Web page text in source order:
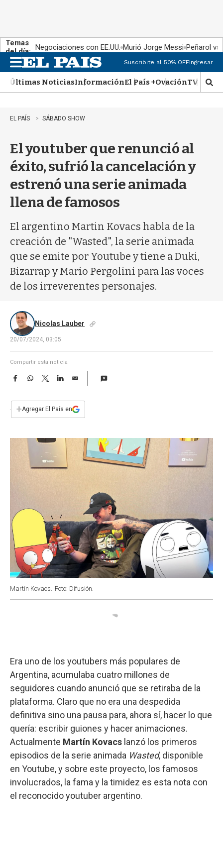
Temas
del día: Negociaciones con EE.UU. Murió Jorge Messi Peñarol
n
u
Suscribite al 50% OFFIngresar
Últimas NoticiasInformaciónEl País +OvaciónTV Show
M
o
EL PAÍS SÁBADO SHOW
El youtuber que renunció al
éxito, sufrió la cancelación y
estrenó una serie animada
llena de famosos
El argentino Martin Kovacs habla de la
creación de "Wasted", la serie animada
que se emite por Youtube y tiene a Duki,
Bizarrap y Mario Pergolini para las voces
de los irreverentes personajes.
Nicolas Lauber
20/07/2024, 03:05
Compartir esta noticia
F
e
b
W
s
T
w
t
L
n
E
i
l
+Agregar El País en
Martín Kovacs. Foto: Difusión.
Era uno de los youtubers más populares de
Argentina, acumulaba cuatro millones de
seguidores cuando anunció que se retiraba de la
plataforma. Claro que no era una despedida
definitiva sino una pausa para, ahora sí, hacer lo que
quería: escribir guiones y hacer animaciones.
Actualmente Martín Kovacs lanzó los primeros
episodios de la serie animada Wasted, disponible
en Youtube, y sobre este proyecto, los famosos
involucrados, la fama y la timidez es esta nota con
el reconocido youtuber argentino.